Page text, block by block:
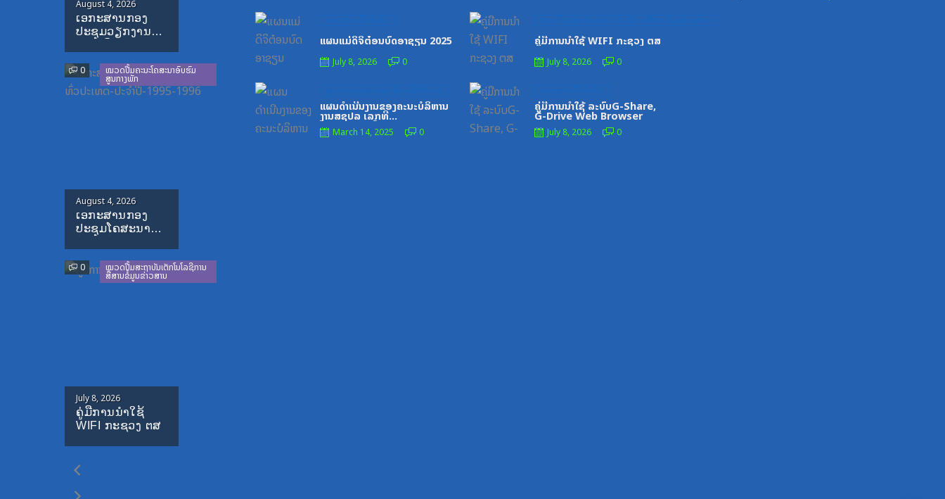
Posted
on
August 4, 2026
ເອກະສານກອງ
ປະຊຸມວຽກງານ
0 ໝວດປື້ມຄະນະໂຄສະນາອົບຮົມ
ສູນກາງພັກ
Posted
on
August 4, 2026
ເອກະສານກອງ
ປະຊຸມໂຄສະນາ
1996
0 ໝວດປື້ມສະຖາບັນເຕັກໂນໂລຊີການ
ສື່ສານຂໍ້ມູນຂ່າວສານ
Posted
on
July 8, 2026
ຄູ່ມືການນຳໃຊ້
WIFI ກະຊວງ ຕສ
ແຜນແມ່ດິຈິຕ໋ອນບົດອາຊຽນ 2025
July 8, 2026 0
ແຜນດຳເນີນງານຂອງຄະນະບໍລິຫານ
ງານສຊປລ ເລກທີ
325_ລຂ,ວັນທີ2_7_21
on
March 14, 2025 0
ຄູ່ມືການນຳໃຊ້ WIFI ກະຊວງ ຕສ
July 8, 2026 0
ຄູ່ມືການນຳໃຊ້ ລະບົບG-Share,
G-Drive Web Browser
on
July 8, 2026 0